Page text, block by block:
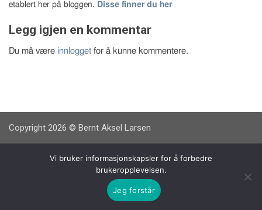
etablert her på bloggen. Disse finner du her
Legg igjen en kommentar
Du må være innlogget for å kunne kommentere.
Copyright 2026 © Bernt Aksel Larsen
Vi bruker informasjonskapsler for å forbedre
brukeropplevelsen.
Jeg forstår